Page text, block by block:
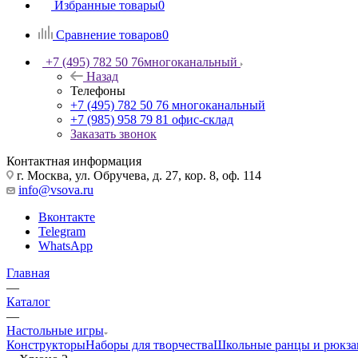
Избранные товары0
Сравнение товаров0
+7 (495) 782 50 76многоканальный
Назад
Телефоны
+7 (495) 782 50 76 многоканальный
+7 (985) 958 79 81 офис-склад
Заказать звонок
Контактная информация
г. Москва, ул. Обручева, д. 27, кор. 8, оф. 114
info@vsova.ru
Вконтакте
Telegram
WhatsApp
Главная
—
Каталог
—
Настольные игры
КонструкторыНаборы для творчестваШкольные ранцы и